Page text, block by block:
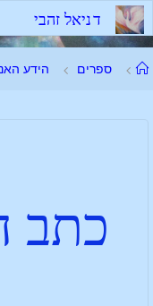
דניאל זהבי
ספרים הידע
כתב